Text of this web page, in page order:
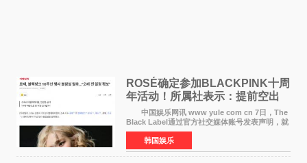
ROSÉ确定参加BLACKPINK十周
年活动！所属社表示：提前空出
了时间
中国娱乐网讯 www yule com cn 7日，The
Black Label通过官方社交媒体账号发表声明，就
近期网络上关于ROS&Eacute;个人行程及是否参
加BLACKPINK出道纪念活动的种种猜测作出正
式回应。 Th
韩国娱乐